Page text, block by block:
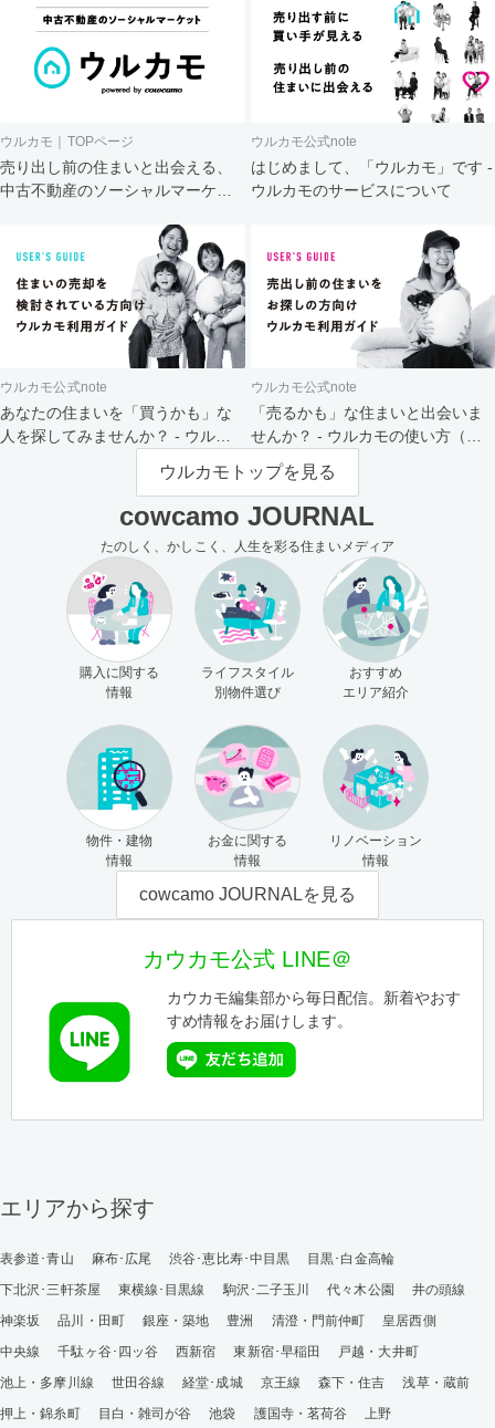
ウルカモ｜TOPページ
売り出し前の住まいと出会える、
中古不動産のソーシャルマーケッ
ウルカモ公式note
はじめまして、「ウルカモ」です -
ウルカモのサービスについて
ウルカモ公式note
あなたの住まいを「買うかも」な
人を探してみませんか？ - ウルカ
ウルカモ公式note
「売るかも」な住まいと出会いま
せんか？ - ウルカモの使い方（買
主さま向け）
ウルカモトップを見る
cowcamo JOURNAL
たのしく、かしこく、人生を彩る住まいメディア
購入に関する
情報
ライフスタイル
別物件選び
おすすめ
エリア紹介
物件・建物
情報
お金に関する
情報
リノベーション
情報
cowcamo JOURNALを見る
カウカモ公式 LINE＠
カウカモ編集部から毎日配信。新着やおす
すめ情報をお届けします。
エリアから探す
表参道･青山 麻布･広尾 渋谷･恵比寿･中目黒
目黒･白金高輪
下北沢･三軒茶屋
東横線･目黒線 駒沢･二子玉川 代々木公園
井の頭線
神楽坂
品川・田町 銀座・築地 豊洲 清澄・門前仲町
皇居西側
中央線
千駄ヶ谷･四ッ谷 西新宿 東新宿･早稲田
戸越・大井町
池上・多摩川線
世田谷線 経堂･成城 京王線 森下・住吉
浅草・蔵前
押上・錦糸町
目白・雑司が谷 池袋 護国寺・茗荷谷
上野